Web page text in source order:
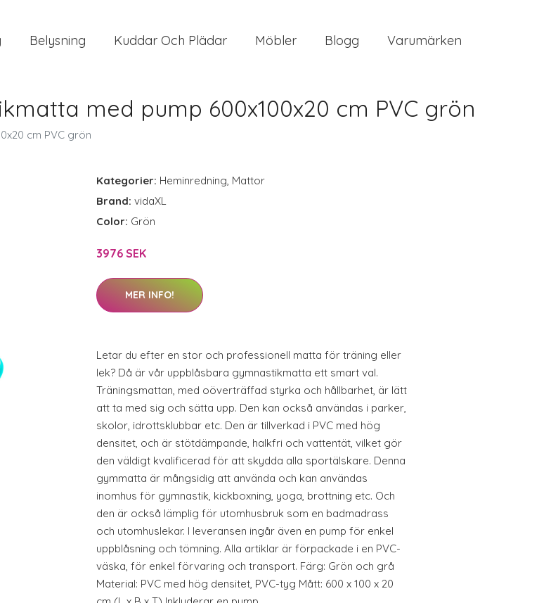
Belysning Kuddar Och Plädar Möbler Blogg Varumärken
med pump 600x100x20 cm PVC grön
cm PVC grön
Kategorier: Heminredning, Mattor
Brand: vidaXL
Color: Grön
3976 SEK
MER INFO!
Letar du efter en stor och professionell matta för träning eller
lek? Då är vår uppblåsbara gymnastikmatta ett smart val.
Träningsmattan, med oöverträffad styrka och hållbarhet, är lätt
att ta med sig och sätta upp. Den kan också användas i parker,
skolor, idrottsklubbar etc. Den är tillverkad i PVC med hög
densitet, och är stötdämpande, halkfri och vattentät, vilket gör
den väldigt kvalificerad för att skydda alla sportälskare. Denna
gymmatta är mångsidig att använda och kan användas
inomhus för gymnastik, kickboxning, yoga, brottning etc. Och
den är också lämplig för utomhusbruk som en badmadrass
och utomhuslekar. I leveransen ingår även en pump för enkel
uppblåsning och tömning. Alla artiklar är förpackade i en PVC-
väska, för enkel förvaring och transport. Färg: Grön och grå
Material: PVC med hög densitet, PVC-tyg Mått: 600 x 100 x 20